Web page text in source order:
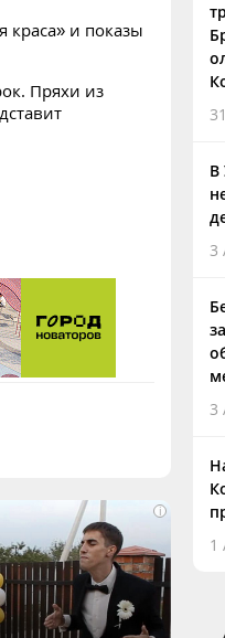
краса» и показы
Пряхи из
i
В
3
3
1